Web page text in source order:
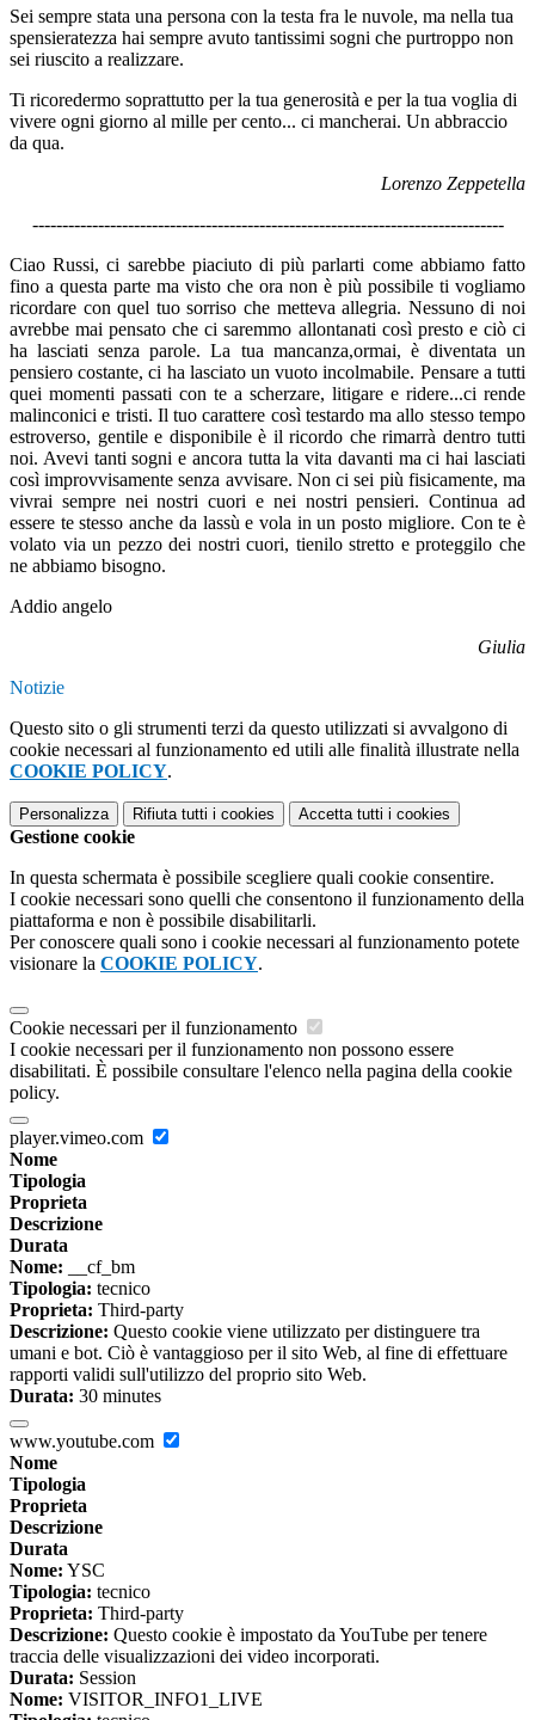
Sei sempre stata una persona con la testa fra le nuvole, ma nella tua
spensieratezza hai sempre avuto tantissimi sogni che purtroppo non
sei riuscito a realizzare.
Ti ricoredermo soprattutto per la tua generosità e per la tua voglia di
vivere ogni giorno al mille per cento... ci mancherai. Un abbraccio
da qua.
Lorenzo Zeppetella
-------------------------------------------------------------------------------
Ciao Russi, ci sarebbe piaciuto di più parlarti come abbiamo fatto
fino a questa parte ma visto che ora non è più possibile ti vogliamo
ricordare con quel tuo sorriso che metteva allegria. Nessuno di noi
avrebbe mai pensato che ci saremmo allontanati così presto e ciò ci
ha lasciati senza parole. La tua mancanza,ormai, è diventata un
pensiero costante, ci ha lasciato un vuoto incolmabile. Pensare a tutti
quei momenti passati con te a scherzare, litigare e ridere...ci rende
malinconici e tristi. Il tuo carattere così testardo ma allo stesso tempo
estroverso, gentile e disponibile è il ricordo che rimarrà dentro tutti
noi. Avevi tanti sogni e ancora tutta la vita davanti ma ci hai lasciati
così improvvisamente senza avvisare. Non ci sei più fisicamente, ma
vivrai sempre nei nostri cuori e nei nostri pensieri. Continua ad
essere te stesso anche da lassù e vola in un posto migliore. Con te è
volato via un pezzo dei nostri cuori, tienilo stretto e proteggilo che
ne abbiamo bisogno.
Addio angelo
Giulia
Notizie
Questo sito o gli strumenti terzi da questo utilizzati si avvalgono di
cookie necessari al funzionamento ed utili alle finalità illustrate nella
COOKIE POLICY.
Personalizza Rifiuta tutti i cookies Accetta tutti i cookies
Gestione cookie
In questa schermata è possibile scegliere quali cookie consentire.
I cookie necessari sono quelli che consentono il funzionamento della
piattaforma e non è possibile disabilitarli.
Per conoscere quali sono i cookie necessari al funzionamento potete
visionare la COOKIE POLICY.
Cookie necessari per il funzionamento
I cookie necessari per il funzionamento non possono essere
disabilitati. È possibile consultare l'elenco nella pagina della cookie
policy.
player.vimeo.com
Nome
Tipologia
Proprieta
Descrizione
Durata
Nome: __cf_bm
Tipologia: tecnico
Proprieta: Third-party
Descrizione: Questo cookie viene utilizzato per distinguere tra
umani e bot. Ciò è vantaggioso per il sito Web, al fine di effettuare
rapporti validi sull'utilizzo del proprio sito Web.
Durata: 30 minutes
www.youtube.com
Nome
Tipologia
Proprieta
Descrizione
Durata
Nome: YSC
Tipologia: tecnico
Proprieta: Third-party
Descrizione: Questo cookie è impostato da YouTube per tenere
traccia delle visualizzazioni dei video incorporati.
Durata: Session
Nome: VISITOR_INFO1_LIVE